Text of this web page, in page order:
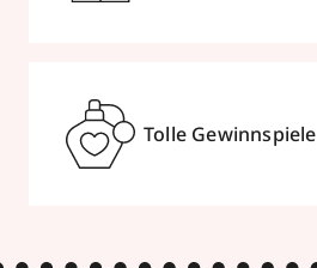
Tolle Gewinnspiele